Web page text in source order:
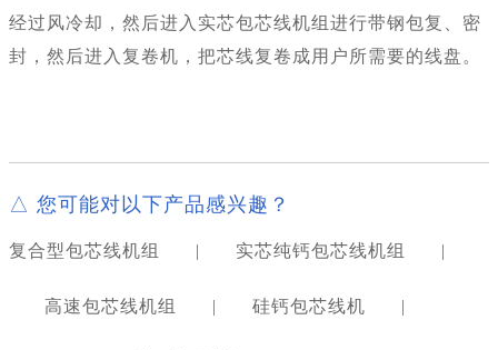
经过风冷却，然后进入实芯包芯线机组进行带钢包复、密
封，然后进入复卷机，把芯线复卷成用户所需要的线盘。
△ 您可能对以下产品感兴趣？
复合型包芯线机组 | 实芯纯钙包芯线机组 |
高速包芯线机组 | 硅钙包芯线机 |